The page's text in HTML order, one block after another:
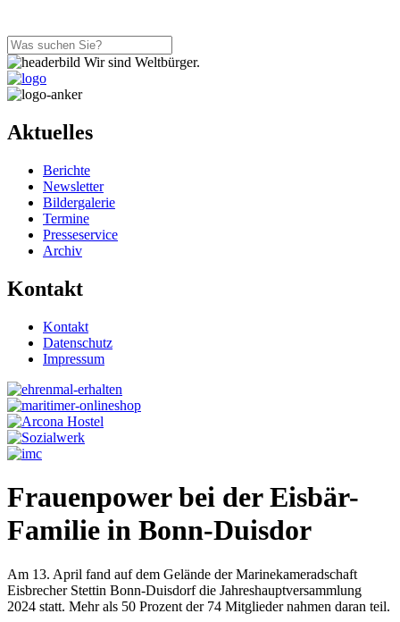
Wir sind Weltbürger.
Aktuelles
Berichte
Newsletter
Bildergalerie
Termine
Presseservice
Archiv
Kontakt
Kontakt
Datenschutz
Impressum
Frauenpower bei der Eisbär-
Familie in Bonn-Duisdor
Am 13. April fand auf dem Gelände der Marinekameradschaft
Eisbrecher Stettin Bonn-Duisdorf die Jahreshauptversammlung
2024 statt. Mehr als 50 Prozent der 74 Mitglieder nahmen daran teil.